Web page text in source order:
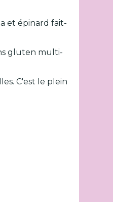
et épinard fait-
gluten multi-
C'est le plein